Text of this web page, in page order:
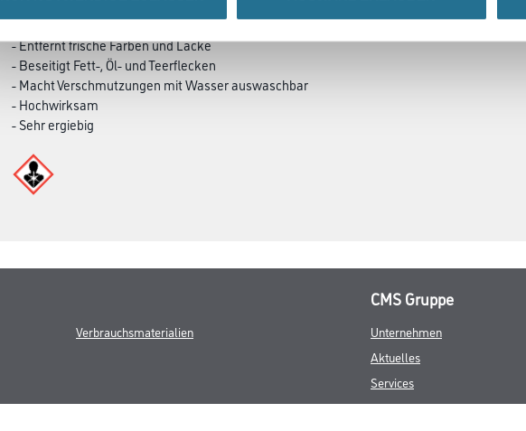
- Entfernt frische Farben und Lacke
- Beseitigt Fett-, Öl- und Teerflecken
- Macht Verschmutzungen mit Wasser auswaschbar
- Hochwirksam
- Sehr ergiebig
Verbrauchsmaterialien
CMS Gruppe
Unternehmen
Aktuelles
Services
Karriere